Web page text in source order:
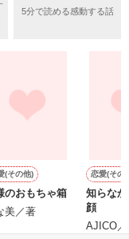
一人こっそり泣い
か想像以上に甘く
です。
〜良かったら読ん
5分で読める感動する話
(その他)
のおもちゃ箱
美／著
恋愛(その
知らな
顔
AJICO